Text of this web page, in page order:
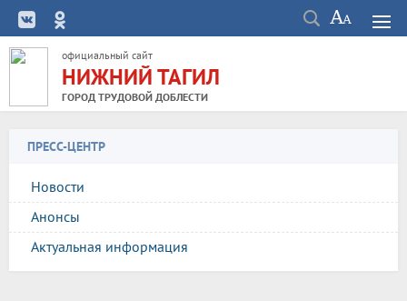
официальный сайт
НИЖНИЙ ТАГИЛ
ГОРОД ТРУДОВОЙ ДОБЛЕСТИ
ПРЕСС-ЦЕНТР
Новости
Анонсы
Актуальная информация